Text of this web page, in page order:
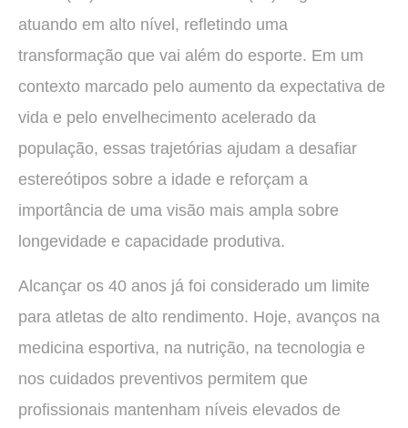
atuando em alto nível, refletindo uma
transformação que vai além do esporte. Em um
contexto marcado pelo aumento da expectativa de
vida e pelo envelhecimento acelerado da
população, essas trajetórias ajudam a desafiar
estereótipos sobre a idade e reforçam a
importância de uma visão mais ampla sobre
longevidade e capacidade produtiva.
Alcançar os 40 anos já foi considerado um limite
para atletas de alto rendimento. Hoje, avanços na
medicina esportiva, na nutrição, na tecnologia e
nos cuidados preventivos permitem que
profissionais mantenham níveis elevados de